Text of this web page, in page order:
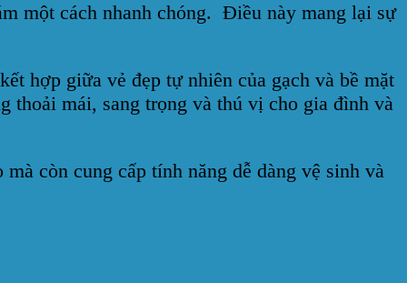
một cách nhanh chóng. Điều này mang lại sự
hợp giữa vẻ đẹp tự nhiên của gạch và bề mặt
thoải mái, sang trọng và thú vị cho gia đình và
còn cung cấp tính năng dễ dàng vệ sinh và